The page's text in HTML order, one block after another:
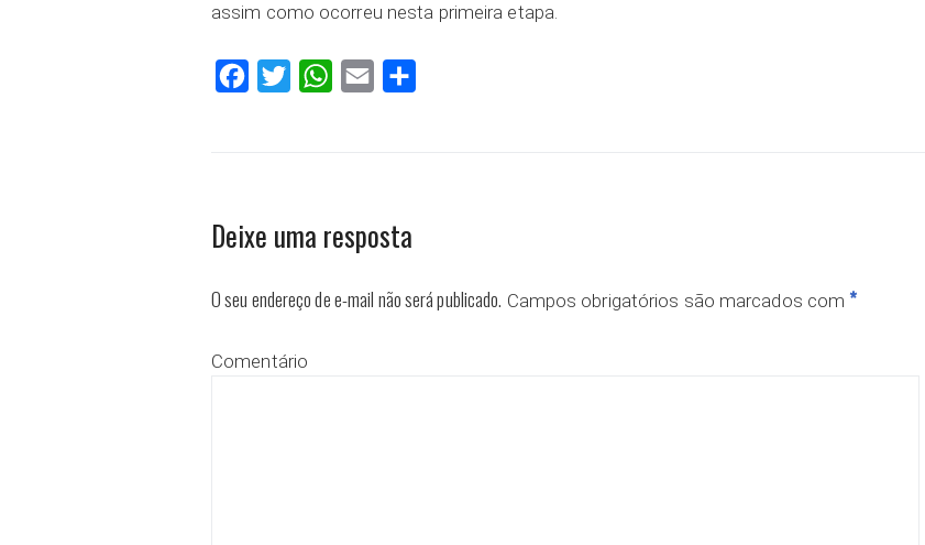
assim como ocorreu nesta primeira etapa.
FacebookTwitter WhatsAppEmail
Deixe uma resposta
O seu endereço de e-mail não será publicado. Campos obrigatórios são marcados com *
Comentário